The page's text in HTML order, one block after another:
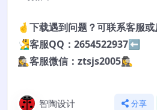
🤞下载遇到问题？可联系客服
🧏‍♂️客服QQ：2654522937⬅️
🕵️‍♀️客服微信：ztsjs2005🕵️‍♀️
智陶设计 分享